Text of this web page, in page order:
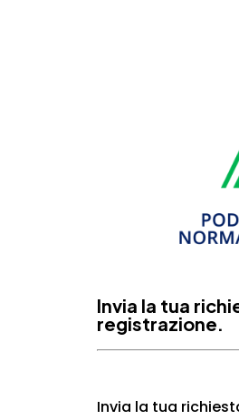
Invia la tua
registrazione.
Invia la tua